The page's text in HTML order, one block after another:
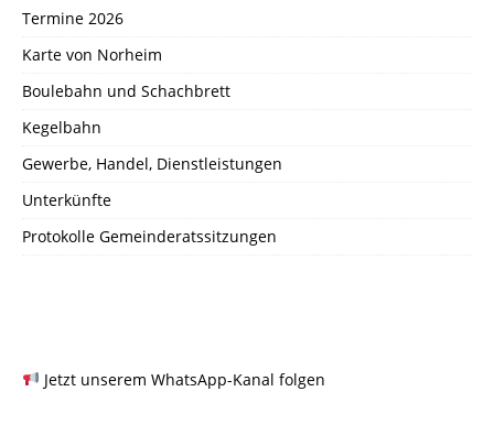
Termine 2026
Karte von Norheim
Boulebahn und Schachbrett
Kegelbahn
Gewerbe, Handel, Dienstleistungen
Unterkünfte
Protokolle Gemeinderatssitzungen
Jetzt unserem WhatsApp-Kanal folgen